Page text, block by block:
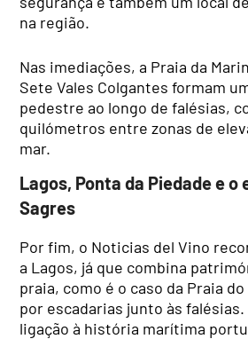
na região.
Nas imediações, a Praia da
Sete Vales Colgantes formam
pedestre ao longo de falésias,
quilómetros entre zonas de
mar.
Lagos, Ponta da Piedade e o
Sagres
Por fim, o Noticias del Vino
a Lagos, já que combina
praia, como é o caso da Praia
por escadarias junto às
ligação à história marítima